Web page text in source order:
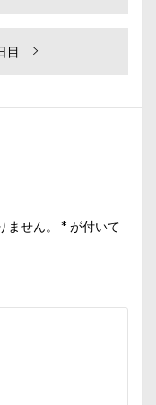
目
せん。 * が付いて